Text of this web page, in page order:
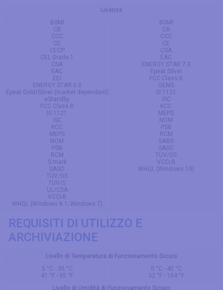
Licenze
BSMI
CB
CCC
CE
CECP
CEL Grade 1
CSA
EAC
EEI
ENERGY STAR 6.0
Epeat Gold/Silver (market dependent)
eStandby
FCC Class B
IS 1121
ISC
KCC
MEPS
NOM
PSB
RCM
S mark
SASO
TÜV/GS
TÜV/S
UL/CSA
VCCI-B
WHQL (Windows 8.1; Windows 7)
BSMI
CB
CCC
CE
CSA
EAC
ENERGY STAR 7.0
Epeat Silver
FCC Class B
GEMS
IS 1121
ISC
KCC
MEPS
NOM
PSB
RCM
SABS
SASO
TÜV/GS
VCCI-B
WHQL (Windows 10)
REQUISITI DI UTILIZZO E
ARCHIVIAZIONE
Livello di Temperatura di Funzionamento Sicuro
5 °C - 35 °C
41 °F - 95 °F
0 °C - 40 °C
32 °F - 104 °F
Livello di Umidità di Funzionamento Sicuro